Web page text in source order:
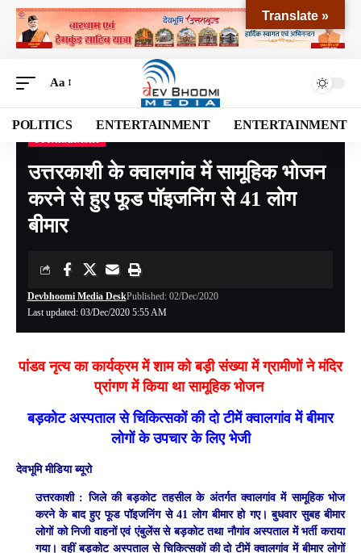
Aa
POLITICS ENTERTAINMENT ENTERTAINMENT
Devbhoomi Media>Blog >NATIONAL>UTTARAKHAND>UTTARAKASHI
उत्तरकाशी के क्वालगांव में सामूहिक भोजन
करने से हुए फूड पॉइजनिंग से 41 लोग
बीमार
Last updated: 03/Dec/2020 5:55 AM
Devbhoomi Media DeskPublished: 02/Dec/2020
पांडव नृत्य का कार्यक्रम में शाम को बड़ी संख्या में ग्रामीणों ने मंदिर
प्रांगण में किया था सामूहिक भोजन
बड़कोट अस्पताल से चिकित्सकों की दो टीमें क्वालगांव में बीमार
लोगों के उपचार के लिए भेजी
देवभूमि मीडिया ब्यूरो
उत्तरकाशी : जिले की बड़कोट तहसील के अंतर्गत क्वालगांव में सामूहिक भोज
करने के बाद हुए फूड पॉइजनिंग से 41 लोग बीमार हो गए। बुधवार सुबह बीमार
लोगों को निजी वाहनों एवं एंबुलेंस से बड़कोट तथा नौगांव अस्पताल में भर्ती कराया
गया। वहीं बड़कोट अस्पताल से चिकित्सकों की दो टीमें क्वालगांव में बीमार लोगों
Translate »